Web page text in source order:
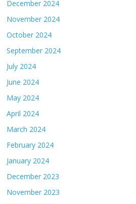
December 2024
November 2024
October 2024
September 2024
July 2024
June 2024
May 2024
April 2024
March 2024
February 2024
January 2024
December 2023
November 2023